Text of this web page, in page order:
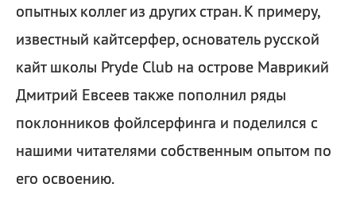
опытных коллег из других стран. К примеру,
известный кайтсерфер, основатель русской
кайт школы Pryde Club на острове Маврикий
Дмитрий Евсеев также пополнил ряды
поклонников фойлсерфинга и поделился с
нашими читателями собственным опытом по
его освоению.